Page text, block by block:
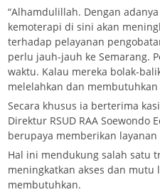
“Alhamdulillah. Dengan
kemoterapi di sini akan
terhadap pelayanan
perlu jauh-jauh ke Semarang.
waktu. Kalau mereka bolak-
melelahkan dan
Secara khusus ia berterima
Direktur RSUD RAA Soewondo
berupaya memberikan layanan
Hal ini mendukung salah satu
meningkatkan akses dan mutu
membutuhkan.